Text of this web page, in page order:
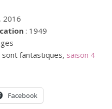
, 2016
: 1949
sont fantastiques, saison 4
Facebook